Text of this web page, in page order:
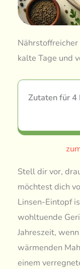
kalte Tage und
Zutaten für 4
Stell dir vor,
möchtest dich
Linsen-Eintopf
wohltuende
Jahreszeit,
wärmenden
einem